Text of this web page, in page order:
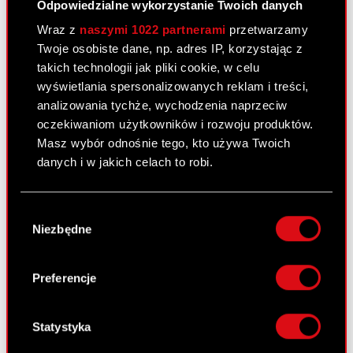
Odpowiedzialne wykorzystanie Twoich danych
Wraz z naszymi 1022 partnerami przetwarzamy
Twoje osobiste dane, np. adres IP, korzystając z
takich technologii jak pliki cookie, w celu
wyświetlania spersonalizowanych reklam i treści,
analizowania tychże, wychodzenia naprzeciw
oczekiwaniom użytkowników i rozwoju produktów.
Masz wybór odnośnie tego, kto używa Twoich
danych i w jakich celach to robi.
lokalizacji geograficznej z dokładnością nawet
Identyfikować Twoje urządzenie, aktywnie
analizując charakteryzującego je zbiory
palca)
zgody
Niezbędne
Preferencje
Statystyka
Raport bieżący nr 14/2014
4 września 2014
PDF
Nabycie akcji w podwyższonym kapitale
zakładowym spółki zależnej
Prezentacja Grupy CD PROJEKT –
Prezentacja Grupy CD PROJEKT – wyniki
1 września 2014